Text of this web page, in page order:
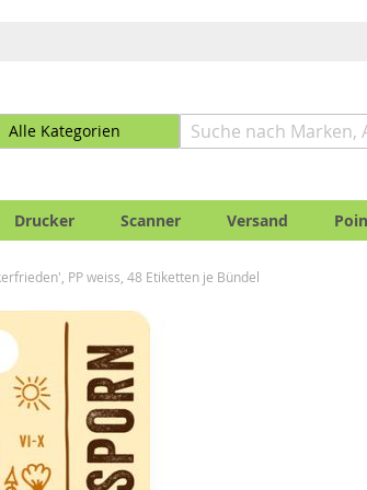
Drucker Scanner Versand
PP weiss, 48 Etiketten je Bündel